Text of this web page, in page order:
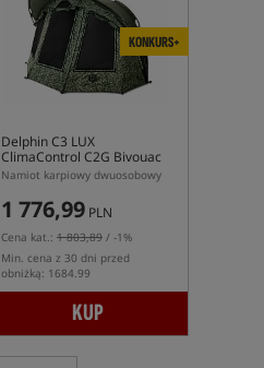
KONKURS+
Delphin C3 LUX
ClimaControl C2G Bivouac
Namiot karpiowy dwuosobowy
1 776,99 PLN
Cena kat.: 1 803,89 / -1%
Min. cena z 30 dni przed
obniżką: 1684.99
KUP